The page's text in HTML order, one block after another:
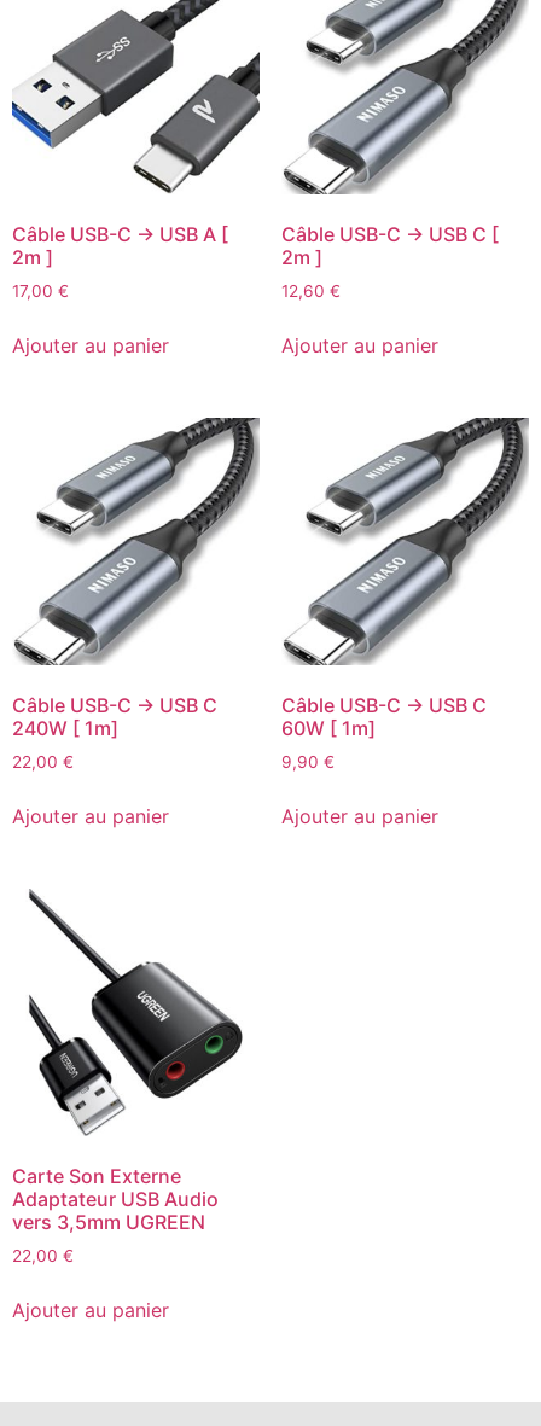
Câble USB-C -> USB A [
2m ]
17,00 €
Ajouter au panier
Câble USB-C -> USB C [
2m ]
12,60 €
Ajouter au panier
Câble USB-C -> USB C
240W [ 1m]
22,00 €
Ajouter au panier
Câble USB-C -> USB C
60W [ 1m]
9,90 €
Ajouter au panier
Carte Son Externe
Adaptateur USB Audio
vers 3,5mm UGREEN
22,00 €
Ajouter au panier